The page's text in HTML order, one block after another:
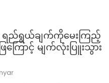
ည်ရွယ်ချက်ကိုမေးကြည့်
ကြောင့် မျက်လုံးပြူးသွား